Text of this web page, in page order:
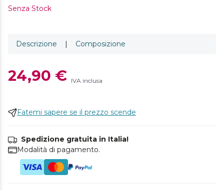
Senza Stock
Descrizione | Composizione
24,90 € IVA inclusa
Fatemi sapere se il prezzo scende
Spedizione gratuita in Italia!
Modalità di pagamento.